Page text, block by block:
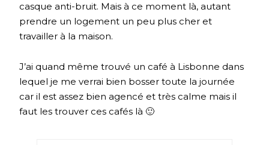
casque anti-bruit. Mais à ce moment là, autant
prendre un logement un peu plus cher et
travailler à la maison.
J’ai quand même trouvé un café à Lisbonne dans
lequel je me verrai bien bosser toute la journée
car il est assez bien agencé et très calme mais il
faut les trouver ces cafés là 🙂